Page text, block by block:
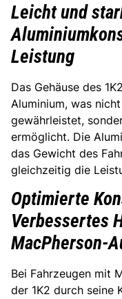
Leicht und
Leistung
Das Gehäuse des
Aluminium, was
gewährleistet,
ermöglicht. Die
das Gewicht des
gleichzeitig die
Optimierte
Verbessertes
MacPherson-
Bei Fahrzeugen mit
der 1K2 durch seine